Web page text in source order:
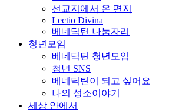
선교지에서 온 편지
Lectio Divina
베네딕틴 나눔자리
청년모임
베네딕틴 청년모임
청년 SNS
베네딕틴이 되고 싶어요
나의 성소이야기
세상 안에서